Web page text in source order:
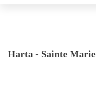
Harta - Sainte Marie